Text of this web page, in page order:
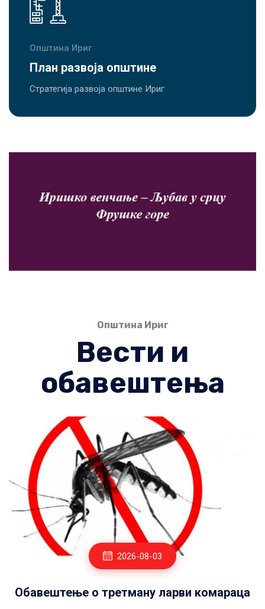
Општина Ириг
План развоја општине
Стратегија развоја општине Ириг
Општина Ириг
Вести и
обавештења
2026-08-03
Обавештење о третману ларви комараца